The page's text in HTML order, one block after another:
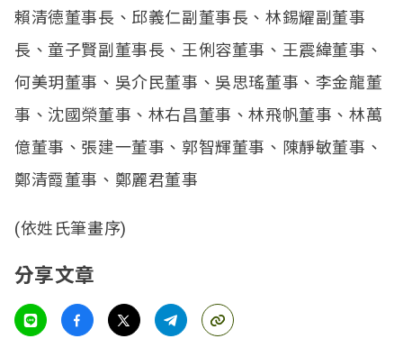
賴清德董事長、邱義仁副董事長、林錫耀副董事
長、童子賢副董事長、王俐容董事、王震緯董事、
何美玥董事、吳介民董事、吳思瑤董事、李金龍董
事、沈國榮董事、林右昌董事、林飛帆董事、林萬
億董事、張建一董事、郭智輝董事、陳靜敏董事、
鄭清霞董事、鄭麗君董事
(依姓氏筆畫序)
分享文章